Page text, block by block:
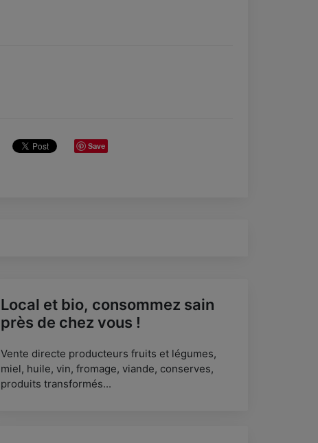
Save
Local et bio, consommez sain
près de chez vous !
Vente directe producteurs fruits et légumes,
miel, huile, vin, fromage, viande, conserves,
produits transformés...